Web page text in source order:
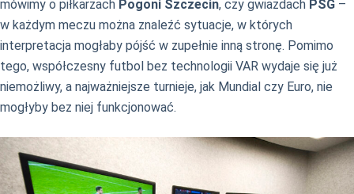
mówimy o piłkarzach Pogoni Szczecin, czy gwiazdach PSG –
w każdym meczu można znaleźć sytuacje, w których
interpretacja mogłaby pójść w zupełnie inną stronę. Pomimo
tego, współczesny futbol bez technologii VAR wydaje się już
niemożliwy, a najważniejsze turnieje, jak Mundial czy Euro, nie
mogłyby bez niej funkcjonować.